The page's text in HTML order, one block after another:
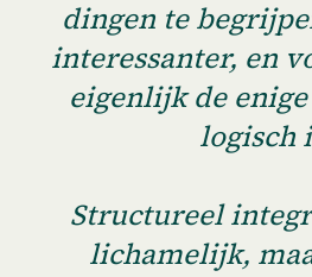
dingen te
interessanter, en
eigenlijk de
logisch
Structureel
lichamelijk,